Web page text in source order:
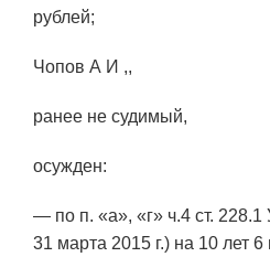
рублей;
Чопов А И ,,
ранее не судимый,
осужден:
— по п. «а», «г» ч.4 ст.
31 марта 2015 г.) на 10 лет